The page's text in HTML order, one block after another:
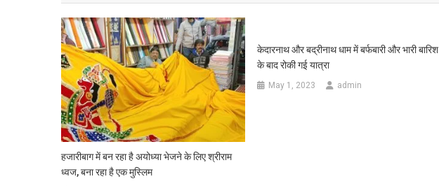
हजारीबाग में बन रहा है अयोध्या भेजने के लिए श्रीराम
ध्वज, बना रहा है एक मुस्लिम
केदारनाथ और बद्रीनाथ धाम में बर्फबारी और भारी बारिश
के बाद रोकी गई यात्रा
May 1, 2023 admin